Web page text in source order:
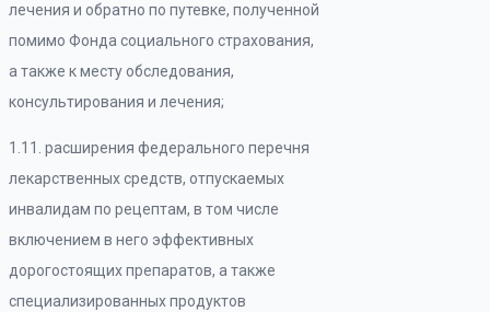
лечения и обратно по путевке, полученной
помимо Фонда социального страхования,
а также к месту обследования,
консультирования и лечения;
1.11. расширения федерального перечня
лекарственных средств, отпускаемых
инвалидам по рецептам, в том числе
включением в него эффективных
дорогостоящих препаратов, а также
специализированных продуктов